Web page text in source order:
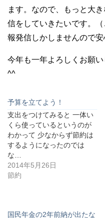
ます。なので、もっと大
信をしていきたいです。
報発信しかしませんので安
今年も一年よろしくお願
^^
予算を立てよう！
支出をつけてみると 一体い
くら使っているというのが
わかって 少なからず節約は
するようになったのでは
な…
2014年5月26日
節約
国民年金の2年前納が出たな